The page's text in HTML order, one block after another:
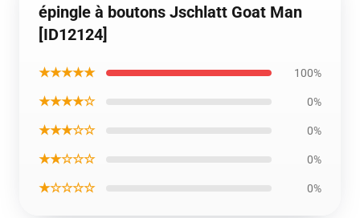
épingle à boutons Jschlatt Goat Man
[ID12124]
★★★★★ 100%
★★★★☆ 0%
★★★☆☆ 0%
★★☆☆☆ 0%
★☆☆☆☆ 0%